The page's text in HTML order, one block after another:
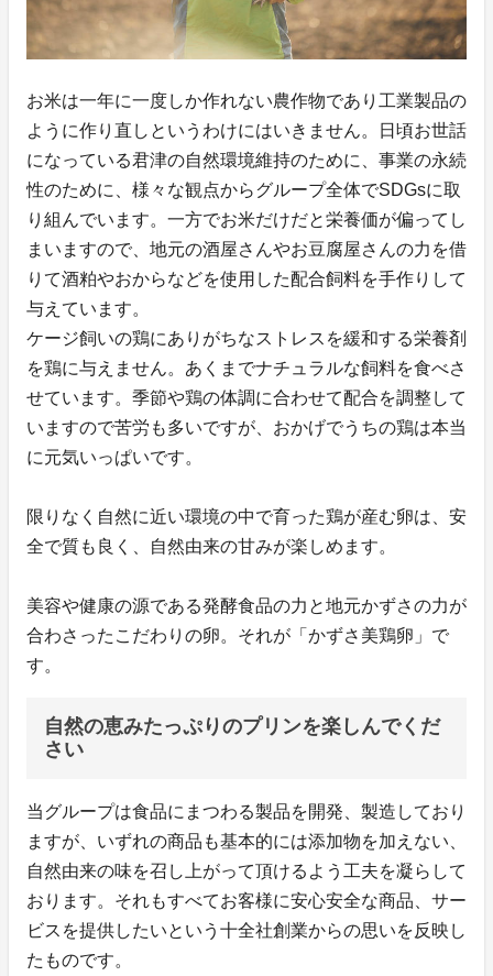
お米は一年に一度しか作れない農作物であり工業製品の
ように作り直しというわけにはいきません。日頃お世話
になっている君津の自然環境維持のために、事業の永続
性のために、様々な観点からグループ全体でSDGsに取
り組んでいます。一方でお米だけだと栄養価が偏ってし
まいますので、地元の酒屋さんやお豆腐屋さんの力を借
りて酒粕やおからなどを使用した配合飼料を手作りして
与えています。
ケージ飼いの鶏にありがちなストレスを緩和する栄養剤
を鶏に与えません。あくまでナチュラルな飼料を食べさ
せています。季節や鶏の体調に合わせて配合を調整して
いますので苦労も多いですが、おかげでうちの鶏は本当
に元気いっぱいです。
限りなく自然に近い環境の中で育った鶏が産む卵は、安
全で質も良く、自然由来の甘みが楽しめます。
美容や健康の源である発酵食品の力と地元かずさの力が
合わさったこだわりの卵。それが「かずさ美鶏卵」で
す。
自然の恵みたっぷりのプリンを楽しんでくだ
さい
当グループは食品にまつわる製品を開発、製造しており
ますが、いずれの商品も基本的には添加物を加えない、
自然由来の味を召し上がって頂けるよう工夫を凝らして
おります。それもすべてお客様に安心安全な商品、サー
ビスを提供したいという十全社創業からの思いを反映し
たものです。